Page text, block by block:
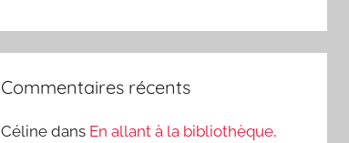
Commentaires récents
Céline dans En allant à la bibliothèque,